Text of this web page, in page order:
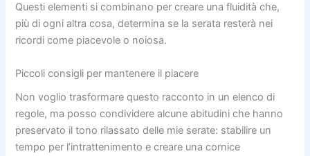
Questi elementi si combinano per creare una fluidità che,
più di ogni altra cosa, determina se la serata resterà nei
ricordi come piacevole o noiosa.
Piccoli consigli per mantenere il piacere
Non voglio trasformare questo racconto in un elenco di
regole, ma posso condividere alcune abitudini che hanno
preservato il tono rilassato delle mie serate: stabilire un
tempo per l’intrattenimento e creare una cornice